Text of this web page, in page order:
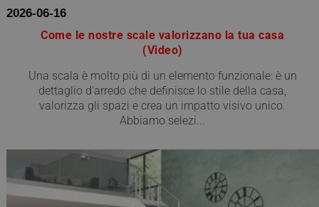
2026-06-16
Come le nostre scale valorizzano la tua casa
(Video)
Una scala è molto più di un elemento funzionale: è un
dettaglio d'arredo che definisce lo stile della casa,
valorizza gli spazi e crea un impatto visivo unico.
Abbiamo selezi...